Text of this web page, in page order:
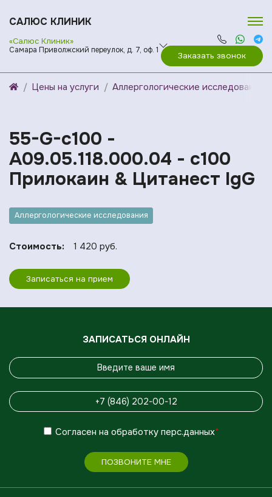
САЛЮС КЛИНИК
«Салюс Клиник»
Самара Приволжский переулок, д. 7, оф. 1
Заказать звонок
Цены на услуги Аллергологические исследования
55-G-c100 -
A09.05.118.000.04 - c100
Прилокаин & Цитанест IgG
Аллергологические исследования
Стоимость: 1 420 руб.
Записаться на прием
ЗАПИСАТЬСЯ ОНЛАЙН
Согласен на обработку перс.данных*
ПОЗВОНИТЕ МНЕ